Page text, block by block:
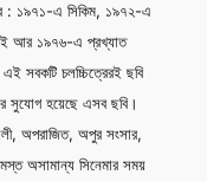
: ১৯৭১-এ সিকিম, ১৯৭২-এ
আই আর ১৯৭৬-এ প্রখ্যাত
এই সবকটি চলচ্চিত্রেরই ছবি
সুযোগ হয়েছে এসব ছবি।
অপরাজিত, অপুর সংসার,
অসামান্য সিনেমার সময়